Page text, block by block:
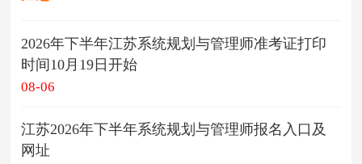
2026年下半年江苏系统规划与管理师准考证打印
时间10月19日开始
08-06
江苏2026年下半年系统规划与管理师报名入口及
网址